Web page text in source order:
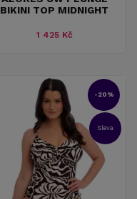
BIKINI TOP MIDNIGHT
1 425 Kč
-20%
Sleva